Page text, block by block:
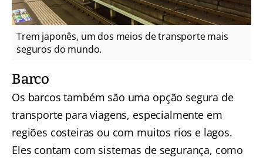
Trem japonês, um dos meios de transporte mais
seguros do mundo.
Barco
Os barcos também são uma opção segura de
transporte para viagens, especialmente em
regiões costeiras ou com muitos rios e lagos.
Eles contam com sistemas de segurança, como